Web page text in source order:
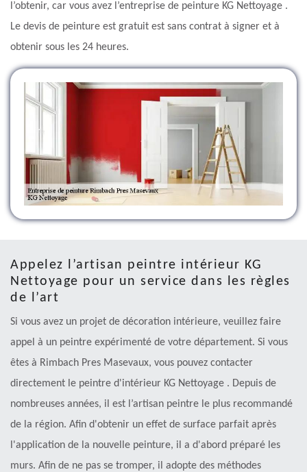
l’obtenir, car vous avez l’entreprise de peinture KG Nettoyage .
Le devis de peinture est gratuit est sans contrat à signer et à
obtenir sous les 24 heures.
Appelez l’artisan peintre intérieur KG
Nettoyage pour un service dans les règles
de l’art
Si vous avez un projet de décoration intérieure, veuillez faire
appel à un peintre expérimenté de votre département. Si vous
êtes à Rimbach Pres Masevaux, vous pouvez contacter
directement le peintre d'intérieur KG Nettoyage . Depuis de
nombreuses années, il est l’artisan peintre le plus recommandé
de la région. Afin d'obtenir un effet de surface parfait après
l'application de la nouvelle peinture, il a d'abord préparé les
murs. Afin de ne pas se tromper, il adopte des méthodes